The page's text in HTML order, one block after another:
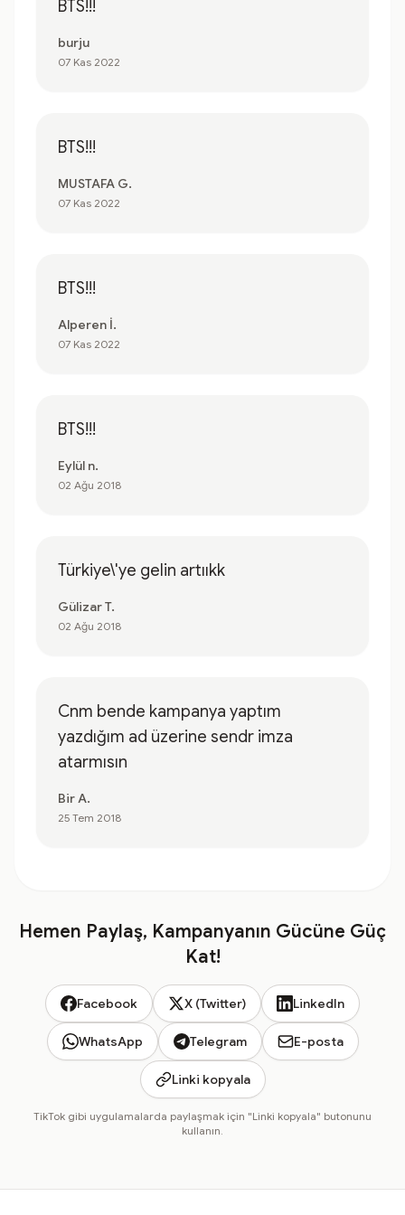
BTS!!!
burju
07 Kas 2022
BTS!!!
MUSTAFA G.
07 Kas 2022
BTS!!!
Alperen İ.
07 Kas 2022
BTS!!!
Eylül n.
02 Ağu 2018
Türkiye\'ye gelin artııkk
Gülizar T.
02 Ağu 2018
Cnm bende kampanya yaptım
yazdığım ad üzerine sendr imza
atarmısın
Bir A.
25 Tem 2018
Hemen Paylaş, Kampanyanın Gücüne Güç
Kat!
Facebook X (Twitter) LinkedIn
WhatsApp Telegram E-posta
Linki kopyala
TikTok gibi uygulamalarda paylaşmak için "Linki kopyala" butonunu
kullanın.